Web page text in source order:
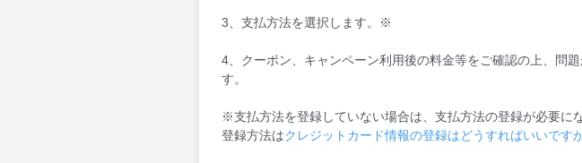
3、支払方法を選択します。※
4、クーポン、キャンペーン利用後の料金等をご確認の上、問
す。
※支払方法を登録していない場合は、支払方法の登録が必要に
登録方法はクレジットカード情報の登録はどうすればいいです